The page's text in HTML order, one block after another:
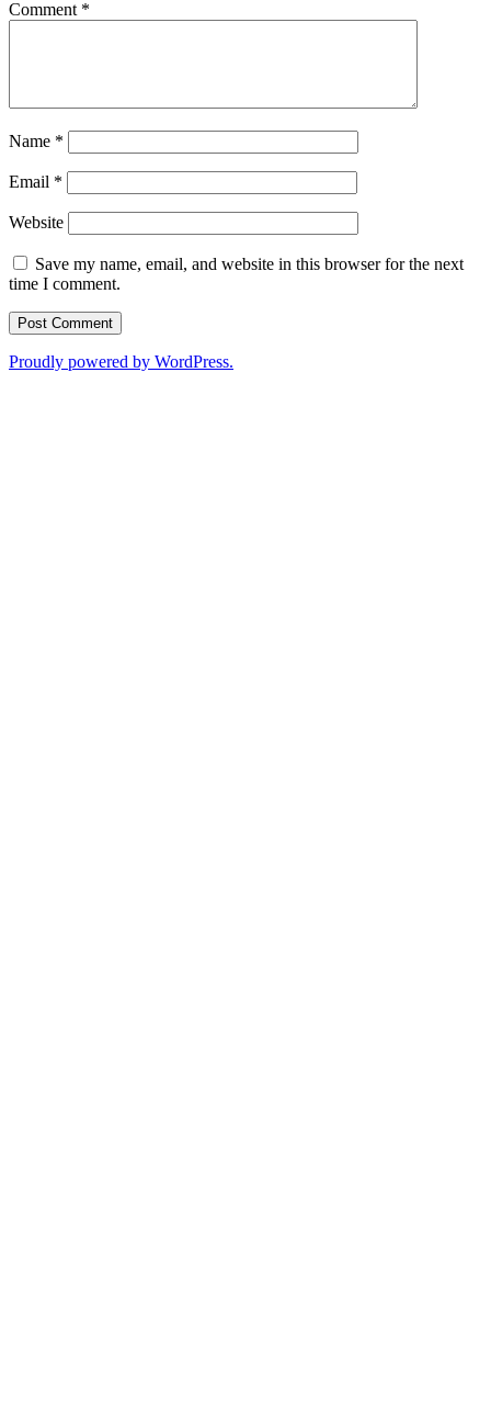
Comment *
Name *
Email *
Website
Save my name, email, and website in this browser for the next
time I comment.
Proudly powered by WordPress.